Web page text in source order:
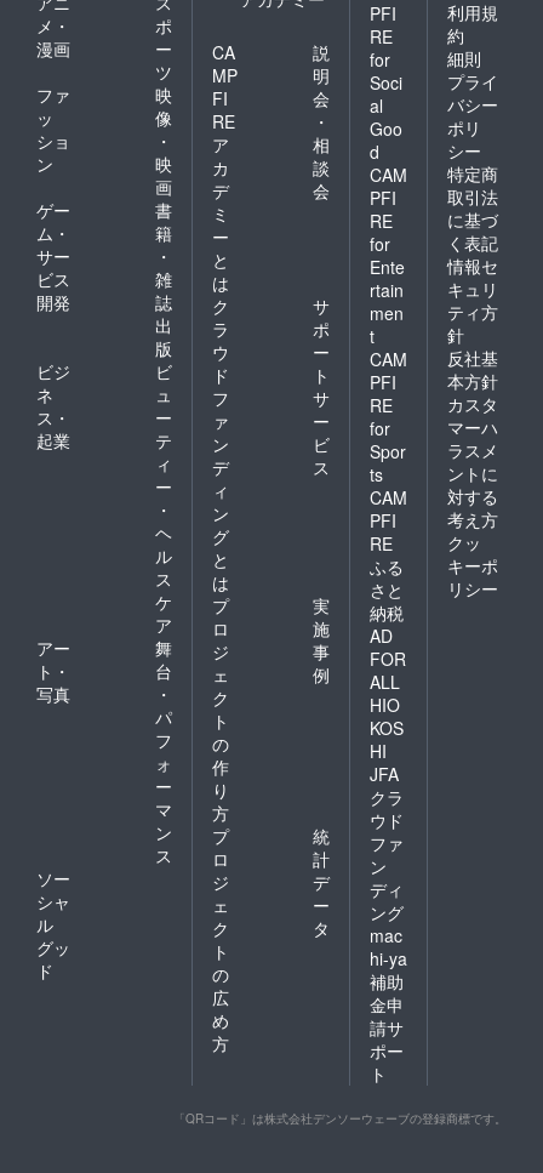
メ・
漫画
ポ
ー
ツ
ファ
ッ
ショ
ン
映
像
・
映
画
ゲー
ム・
サー
ビス
開発
書
籍
・
雑
誌
出
版
ビジ
ネ
ス・
起業
ビ
ュ
ー
テ
ィ
ー
・
ヘ
ル
ス
ケ
ア
アー
ト・
写真
舞
台
・
パ
フ
ォ
ー
マ
ン
ス
ソー
シャ
ル
グッ
ド
CA
MP
FI
RE
ア
カ
デ
ミ
ー
と
は
説
明
会
・
相
談
会
ク
ラ
ウ
ド
フ
ァ
ン
デ
ィ
ン
グ
と
は
サ
ポ
ー
ト
サ
ー
ビ
ス
プ
ロ
ジ
ェ
ク
ト
の
作
り
方
実
施
事
例
プ
ロ
ジ
ェ
ク
ト
の
広
め
方
統
計
デ
ー
タ
PFI
RE
for
Soci
al
Goo
d
CAM
PFI
RE
for
Ente
rtain
men
t
CAM
PFI
RE
for
Spor
ts
CAM
PFI
RE
ふる
さと
納税
AD
FOR
ALL
HIO
KOS
HI
JFA
クラ
ウド
ファ
ン
ディ
ング
mac
hi-ya
補助
金申
請サ
ポー
ト
利用規
約
細則
プライ
バシー
ポリ
シー
特定商
取引法
に基づ
く表記
情報セ
キュリ
ティ方
針
反社基
本方針
カスタ
マーハ
ラスメ
ントに
対する
考え方
クッ
キーポ
リシー
「QRコード」は株式会社デンソーウェーブの登録商標です。